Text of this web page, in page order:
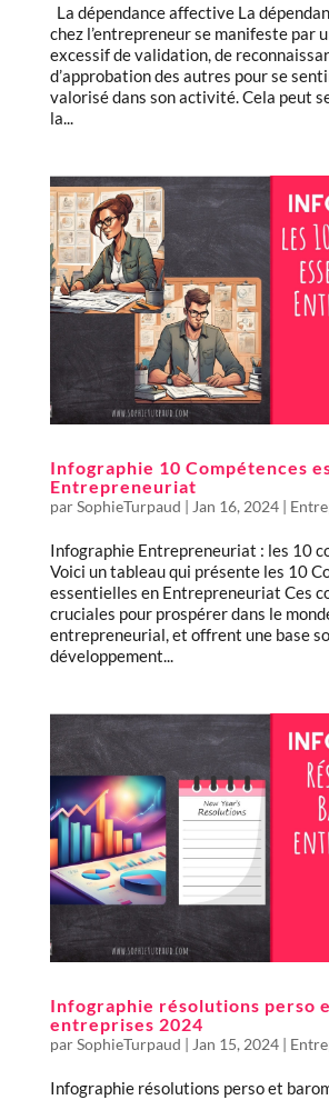
La dépendance affective La
chez l’entrepreneur se manifeste par
excessif de validation, de
d’approbation des autres pour se
valorisé dans son activité. Cela peut
la...
Infographie 10 Compétences
Entrepreneuriat
parSophieTurpaud | Jan 16, 2024|
Infographie Entrepreneuriat : les 10
Voici un tableau qui présente les 10
essentielles en Entrepreneuriat Ces
cruciales pour prospérer dans le
entrepreneurial, et offrent une base
développement...
Infographie résolutions perso
entreprises 2024
parSophieTurpaud | Jan 15, 2024|
Infographie résolutions perso et